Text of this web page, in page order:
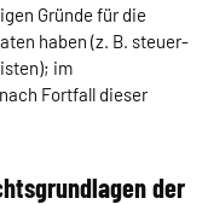
Gründe für die
haben (z. B. steuer-
im
Fortfall dieser
der